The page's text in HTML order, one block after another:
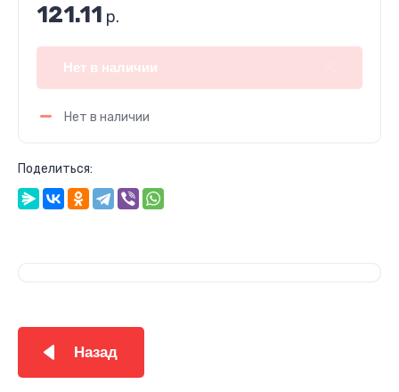
121.11 р.
Нет в наличии
Нет в наличии
Поделиться:
Назад